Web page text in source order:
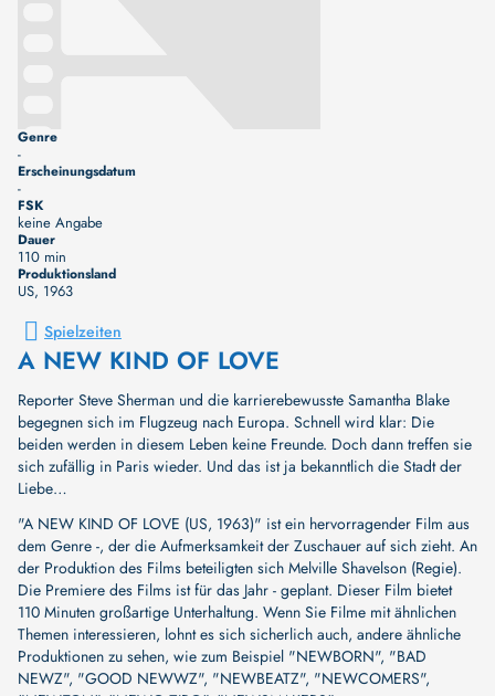
Genre
-
Erscheinungsdatum
-
FSK
keine Angabe
Dauer
110 min
Produktionsland
US, 1963
Spielzeiten
A NEW KIND OF LOVE
Reporter Steve Sherman und die karrierebewusste Samantha Blake
begegnen sich im Flugzeug nach Europa. Schnell wird klar: Die
beiden werden in diesem Leben keine Freunde. Doch dann treffen sie
sich zufällig in Paris wieder. Und das ist ja bekanntlich die Stadt der
Liebe…
"A NEW KIND OF LOVE (US, 1963)" ist ein hervorragender Film aus
dem Genre -, der die Aufmerksamkeit der Zuschauer auf sich zieht. An
der Produktion des Films beteiligten sich Melville Shavelson (Regie).
Die Premiere des Films ist für das Jahr - geplant. Dieser Film bietet
110 Minuten großartige Unterhaltung. Wenn Sie Filme mit ähnlichen
Themen interessieren, lohnt es sich sicherlich auch, andere ähnliche
Produktionen zu sehen, wie zum Beispiel "NEWBORN", "BAD
NEWZ", "GOOD NEWWZ", "NEWBEATZ", "NEWCOMERS",